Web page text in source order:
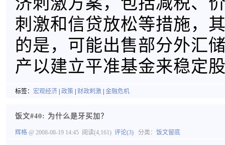
刺激和信贷放松等措施，
的是，可能出售部分外汇
产以建立平准基金来稳定
标签： 宏观经济 政策 财政刺激 金融危机
饭文#40: 为什么是牙买加？
辉格 @ 2008-08-19 14:45 阅读(4,161) 评论(3) 分类： 饭文留底